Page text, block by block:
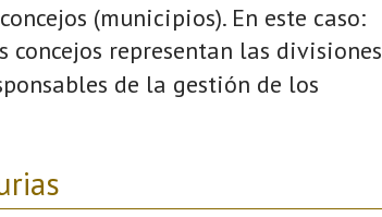
(municipios). En este caso:
concejos representan las divisiones
de la gestión de los